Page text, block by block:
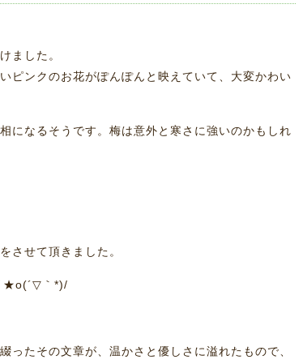
ました。
ピンクのお花がぽんぽんと映えていて、大変かわい
になるそうです。梅は意外と寒さに強いのかもしれ
させて頂きました。
★o(´▽｀*)/
ったその文章が、温かさと優しさに溢れたもので、